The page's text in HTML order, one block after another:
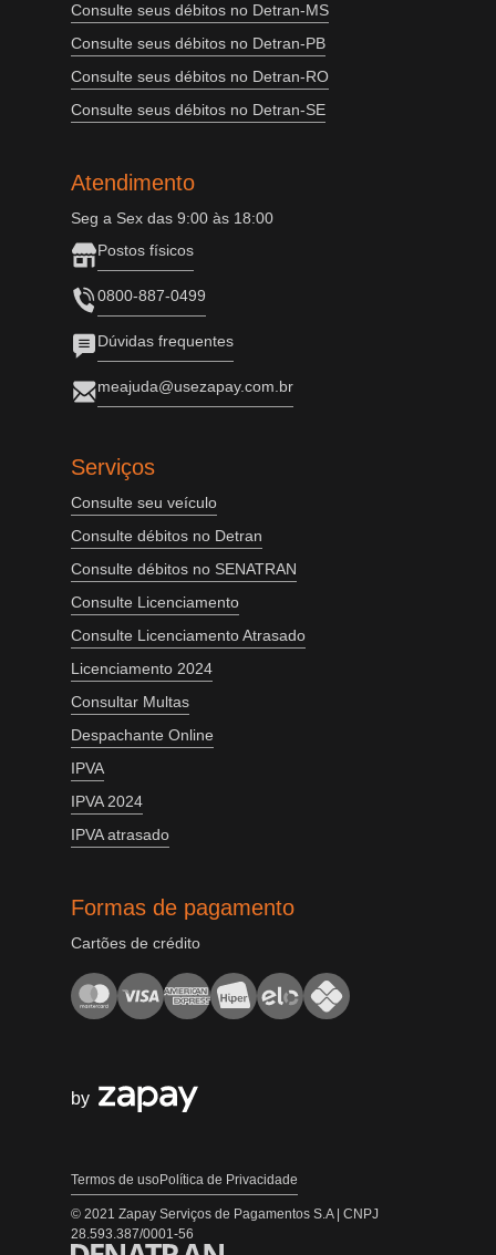
Consulte seus débitos no Detran-MS
Consulte seus débitos no Detran-PB
Consulte seus débitos no Detran-RO
Consulte seus débitos no Detran-SE
Atendimento
Seg a Sex das 9:00 às 18:00
Postos físicos
0800-887-0499
Dúvidas frequentes
meajuda@usezapay.com.br
Serviços
Consulte seu veículo
Consulte débitos no Detran
Consulte débitos no SENATRAN
Consulte Licenciamento
Consulte Licenciamento Atrasado
Licenciamento 2024
Consultar Multas
Despachante Online
IPVA
IPVA 2024
IPVA atrasado
Formas de pagamento
Cartões de crédito
by
Termos de usoPolítica de Privacidade
© 2021 Zapay Serviços de Pagamentos S.A | CNPJ
28.593.387/0001-56